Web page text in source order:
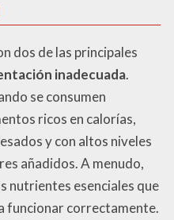
dos de las principales
inadecuada.
se consumen
ricos en calorías,
y con altos niveles
añadidos. A menudo,
nutrientes esenciales que
funcionar correctamente.